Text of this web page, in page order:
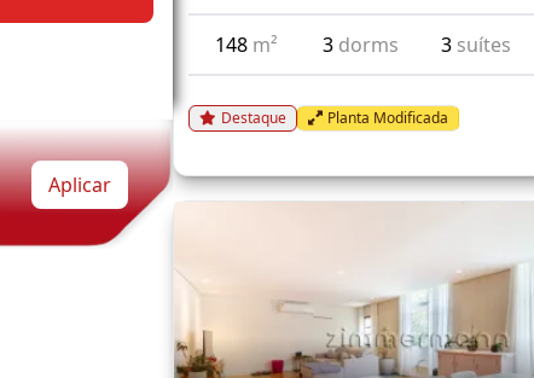
Aplicar
148 m² 3 dorms 3 suítes
Destaque Planta Modificada